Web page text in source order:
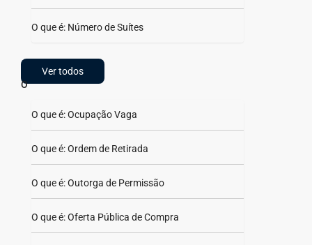
O que é: Número de Suítes
Ver todos
O
O que é: Ocupação Vaga
O que é: Ordem de Retirada
O que é: Outorga de Permissão
O que é: Oferta Pública de Compra